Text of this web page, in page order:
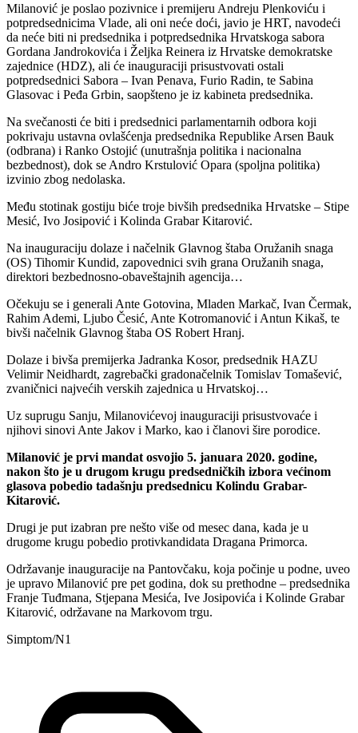
Milanović je poslao pozivnice i premijeru Andreju Plenkoviću i
potpredsednicima Vlade, ali oni neće doći, javio je HRT, navodeći
da neće biti ni predsednika i potpredsednika Hrvatskoga sabora
Gordana Jandrokovića i Željka Reinera iz Hrvatske demokratske
zajednice (HDZ), ali će inauguraciji prisustvovati ostali
potpredsednici Sabora – Ivan Penava, Furio Radin, te Sabina
Glasovac i Peđa Grbin, saopšteno je iz kabineta predsednika.
Na svečanosti će biti i predsednici parlamentarnih odbora koji
pokrivaju ustavna ovlašćenja predsednika Republike Arsen Bauk
(odbrana) i Ranko Ostojić (unutrašnja politika i nacionalna
bezbednost), dok se Andro Krstulović Opara (spoljna politika)
izvinio zbog nedolaska.
Među stotinak gostiju biće troje bivših predsednika Hrvatske – Stipe
Mesić, Ivo Josipović i Kolinda Grabar Kitarović.
Na inauguraciju dolaze i načelnik Glavnog štaba Oružanih snaga
(OS) Tihomir Kundid, zapovednici svih grana Oružanih snaga,
direktori bezbednosno-obaveštajnih agencija…
Očekuju se i generali Ante Gotovina, Mladen Markač, Ivan Čermak,
Rahim Ademi, Ljubo Česić, Ante Kotromanović i Antun Kikaš, te
bivši načelnik Glavnog štaba OS Robert Hranj.
Dolaze i bivša premijerka Jadranka Kosor, predsednik HAZU
Velimir Neidhardt, zagrebački gradonačelnik Tomislav Tomašević,
zvaničnici najvećih verskih zajednica u Hrvatskoj…
Uz suprugu Sanju, Milanovićevoj inauguraciji prisustvovaće i
njihovi sinovi Ante Jakov i Marko, kao i članovi šire porodice.
Milanović je prvi mandat osvojio 5. januara 2020. godine,
nakon što je u drugom krugu predsedničkih izbora većinom
glasova pobedio tadašnju predsednicu Kolindu Grabar-
Kitarović.
Drugi je put izabran pre nešto više od mesec dana, kada je u
drugome krugu pobedio protivkandidata Dragana Primorca.
Održavanje inauguracije na Pantovčaku, koja počinje u podne, uveo
je upravo Milanović pre pet godina, dok su prethodne – predsednika
Franje Tuđmana, Stjepana Mesića, Ive Josipovića i Kolinde Grabar
Kitarović, održavane na Markovom trgu.
Simptom/N1